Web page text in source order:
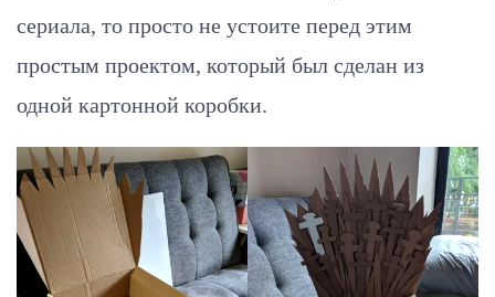
сериала, то просто не устоите перед этим
простым проектом, который был сделан из
одной картонной коробки.